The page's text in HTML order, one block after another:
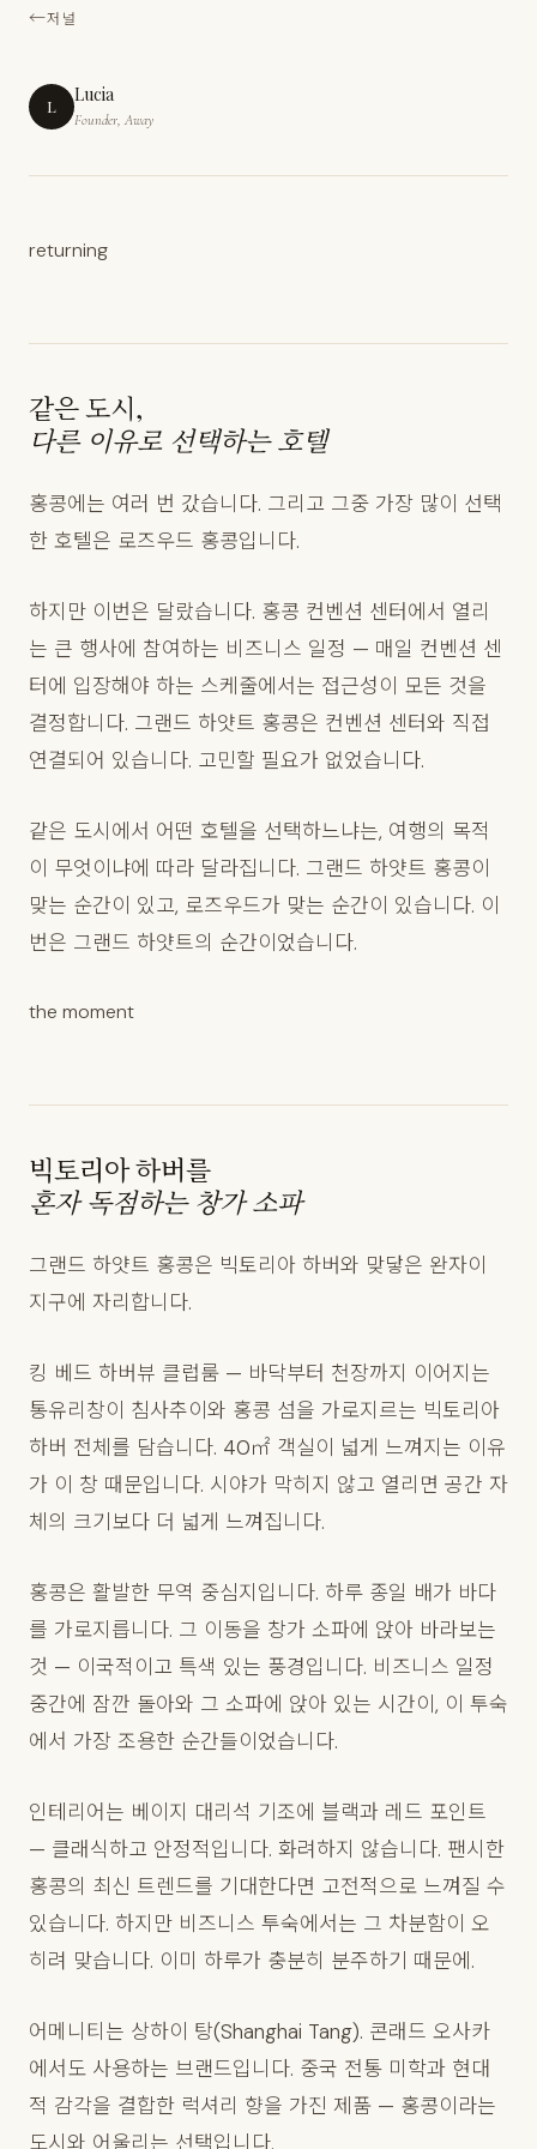
저널
L Lucia
Founder, Away
returning
같은 도시,
다른 이유로 선택하는 호텔
홍콩에는 여러 번 갔습니다. 그리고 그중 가장 많이 선택
한 호텔은 로즈우드 홍콩입니다.
하지만 이번은 달랐습니다. 홍콩 컨벤션 센터에서 열리
는 큰 행사에 참여하는 비즈니스 일정 — 매일 컨벤션 센
터에 입장해야 하는 스케줄에서는 접근성이 모든 것을
결정합니다. 그랜드 하얏트 홍콩은 컨벤션 센터와 직접
연결되어 있습니다. 고민할 필요가 없었습니다.
같은 도시에서 어떤 호텔을 선택하느냐는, 여행의 목적
이 무엇이냐에 따라 달라집니다. 그랜드 하얏트 홍콩이
맞는 순간이 있고, 로즈우드가 맞는 순간이 있습니다. 이
번은 그랜드 하얏트의 순간이었습니다.
the moment
빅토리아 하버를
혼자 독점하는 창가 소파
그랜드 하얏트 홍콩은 빅토리아 하버와 맞닿은 완자이
지구에 자리합니다.
킹 베드 하버뷰 클럽룸 — 바닥부터 천장까지 이어지는
통유리창이 침사추이와 홍콩 섬을 가로지르는 빅토리아
하버 전체를 담습니다. 40㎡ 객실이 넓게 느껴지는 이유
가 이 창 때문입니다. 시야가 막히지 않고 열리면 공간 자
체의 크기보다 더 넓게 느껴집니다.
홍콩은 활발한 무역 중심지입니다. 하루 종일 배가 바다
를 가로지릅니다. 그 이동을 창가 소파에 앉아 바라보는
것 — 이국적이고 특색 있는 풍경입니다. 비즈니스 일정
중간에 잠깐 돌아와 그 소파에 앉아 있는 시간이, 이 투숙
에서 가장 조용한 순간들이었습니다.
인테리어는 베이지 대리석 기조에 블랙과 레드 포인트
— 클래식하고 안정적입니다. 화려하지 않습니다. 팬시한
홍콩의 최신 트렌드를 기대한다면 고전적으로 느껴질 수
있습니다. 하지만 비즈니스 투숙에서는 그 차분함이 오
히려 맞습니다. 이미 하루가 충분히 분주하기 때문에.
어메니티는 상하이 탕(Shanghai Tang). 콘래드 오사카
에서도 사용하는 브랜드입니다. 중국 전통 미학과 현대
적 감각을 결합한 럭셔리 향을 가진 제품 — 홍콩이라는
도시와 어울리는 선택입니다.